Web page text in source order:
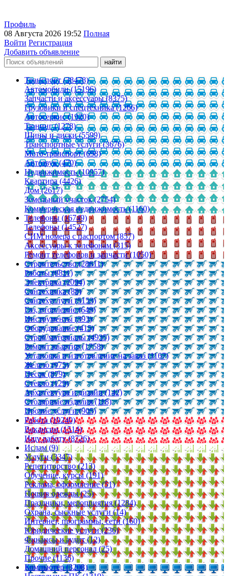
Профиль
08 Августа 2026 19:52 Полная
Войти Регистрация
Добавить объявление
Транспорт (38478)
Автомобили (15196)
Запчасти и аксессуары (8375)
Грузовики и спецтехника (1266)
Автосервис (1920)
Тюнинг (1278)
Шины и диски (5599)
Транспортные услуги (3676)
Мото-транспорт (698)
Автозвук (470)
Недвижимость (10957)
Квартира (4426)
Дом (2617)
Земельный участок (2754)
Коммерческая недвижимость (1160)
Телефоны (16749)
Телефоны (14527)
СИМ номера с паспортом (857)
Аксессуары к телефонам (315)
Ремонт телефонов и запчасти (1050)
Строительство (28611)
Работы (8811)
Электрика (2094)
Сантехника (88)
Сантехуслуги (5153)
Газ, отопление (649)
Инструменты (393)
Оборудование (415)
Строй/материалы (4935)
Ремонт квартир (1758)
Установка и изготовление на заказ (1167)
Железо (975)
Песок (879)
Стекло (129)
Архитектура и дизайн (142)
Столярные изделия (118)
Прочие услуги (905)
Работа (10240)
Вакансии (1514)
Ищу работу (8726)
Ислам (9)
Услуги (3347)
Репетиторство (213)
Обучение, курсы (191)
Реклама, оформление (51)
Пошив одежды (25)
Праздники, мероприятия (1284)
Охрана, сыскные услуги (14)
Интернет, программы, сети (160)
Юридические услуги (236)
Финансы и аудит (12)
Домашний персонал (25)
Прочие (1136)
Компьютер (3208)